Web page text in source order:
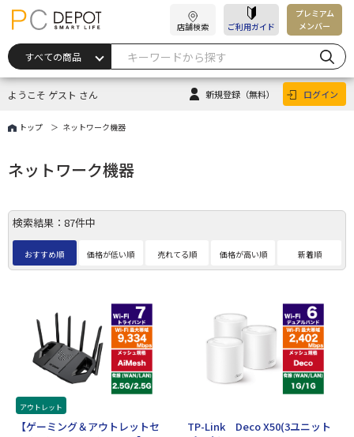
店舗検索 ご利用ガイド
プレミアム
メンバー
ようこそ ゲスト さん 新規登録 （無料） ログイン
トップ ネットワーク機器
ネットワーク機器
検索結果：87件中
おすすめ順 価格が低い順 売れてる順 価格が高い順 新着順
アウトレット
【ゲーミング＆アウトレットセ
TP-Link Deco X50(3ユニット